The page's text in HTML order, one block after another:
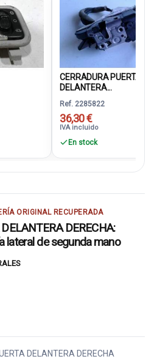
CERRADURA PUERTA
DELANTERA...
Ref. 2285822
36,30 €
IVA incluido
En stock
ORIGINAL RECUPERADA
DERECHA:
lateral de segunda mano
DELANTERA DERECHA